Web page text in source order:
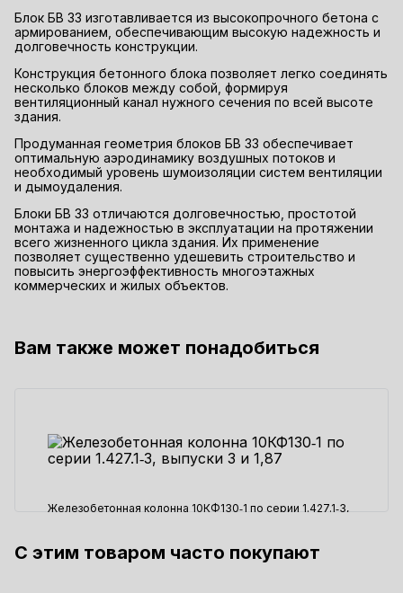
Блок БВ 33 изготавливается из высокопрочного бетона с
армированием, обеспечивающим высокую надежность и
долговечность конструкции.
Конструкция бетонного блока позволяет легко соединять
несколько блоков между собой, формируя
вентиляционный канал нужного сечения по всей высоте
здания.
Продуманная геометрия блоков БВ 33 обеспечивает
оптимальную аэродинамику воздушных потоков и
необходимый уровень шумоизоляции систем вентиляции
и дымоудаления.
Блоки БВ 33 отличаются долговечностью, простотой
монтажа и надежностью в эксплуатации на протяжении
всего жизненного цикла здания. Их применение
позволяет существенно удешевить строительство и
повысить энергоэффективность многоэтажных
коммерческих и жилых объектов.
Вам также может понадобиться
Железобетонная колонна 10КФ130‑1 по серии 1.427.1‑3,
60010 ₽
С этим товаром часто покупают